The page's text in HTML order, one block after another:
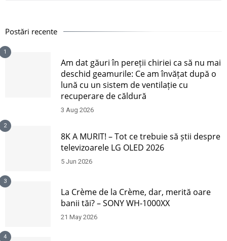
Postări recente
1
Am dat găuri în pereții chiriei ca să nu mai
deschid geamurile: Ce am învățat după o
lună cu un sistem de ventilație cu
recuperare de căldură
3 Aug 2026
2
8K A MURIT! – Tot ce trebuie să știi despre
televizoarele LG OLED 2026
5 Jun 2026
3
La Crème de la Crème, dar, merită oare
banii tăi? – SONY WH-1000XX
21 May 2026
4